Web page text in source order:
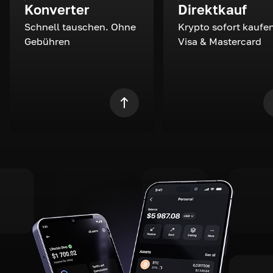
Konverter
Schnell tauschen. Ohne
Gebühren
Direktkauf
Krypto sofort
Visa & Mastercard